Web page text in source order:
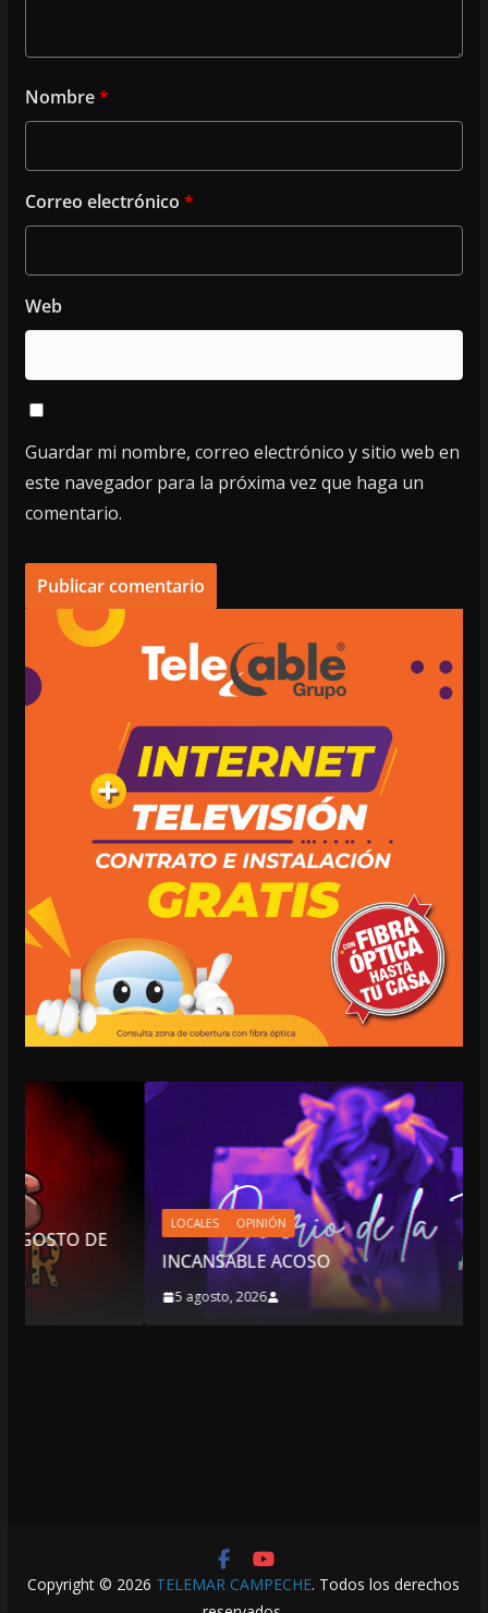
Nombre*
Correo electrónico *
Web
Guardar mi nombre, correo electrónico y sitio web en
este navegador para la próxima vez que haga un
comentario.
INCANSABLE ACOSO
Copyright © 2026 TELEMAR CAMPECHE. Todos los derechos